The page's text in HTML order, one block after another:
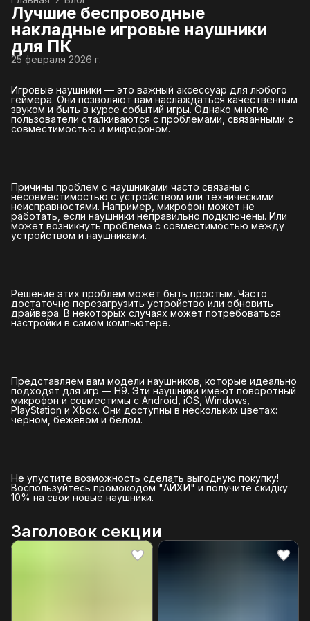
Лучшие беспроводные
накладные игровые наушники
для ПК
25 февраля 2026 г.
Игровые наушники — это важный аксессуар для любого
геймера. Они позволяют вам наслаждаться качественным
звуком и быть в курсе событий игры. Однако многие
пользователи сталкиваются с проблемами, связанными с
совместимостью и микрофоном.
Причины проблем с наушниками часто связаны с
несовместимостью с устройством или техническими
неисправностями. Например, микрофон может не
работать, если наушники неправильно подключены. Или
может возникнуть проблема с совместимостью между
устройством и наушниками.
Решение этих проблем может быть простым. Часто
достаточно перезагрузить устройство или обновить
драйвера. В некоторых случаях может потребоваться
настройки в самом компьютере.
Представляем вам модели наушников, которые идеально
подходят для игр — H9. Эти наушники имеют поворотный
микрофон и совместимы с Android, iOS, Windows,
PlayStation и Xbox. Они доступны в нескольких цветах:
черном, бежевом и белом.
Не упустите возможность сделать выгодную покупку!
Воспользуйтесь промокодом "АЙХИ" и получите скидку
10% на свои новые наушники.
Заголовок секции